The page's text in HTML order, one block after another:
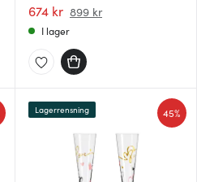
674 kr 899 kr
I lager
45%
Lagerrensning